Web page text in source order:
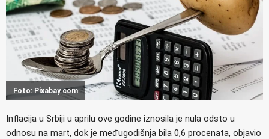
Foto: Pixabay.com
Inflacija u Srbiji u aprilu ove godine iznosila je nula odsto u
odnosu na mart, dok je međugodišnja bila 0,6 procenata, objavio